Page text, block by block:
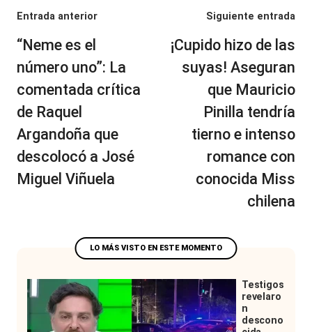
Navegación
de
entradas
Entrada anterior
“Neme es el
número uno”: La
comentada crítica
de Raquel
Argandoña que
descolocó a José
Miguel Viñuela
Siguiente entrada
¡Cupido hizo de las
suyas! Aseguran
que Mauricio
Pinilla tendría
tierno e intenso
romance con
conocida Miss
chilena
Testigos
revelaro
n
descono